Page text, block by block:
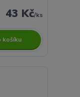
43 Kč/ks
košíku